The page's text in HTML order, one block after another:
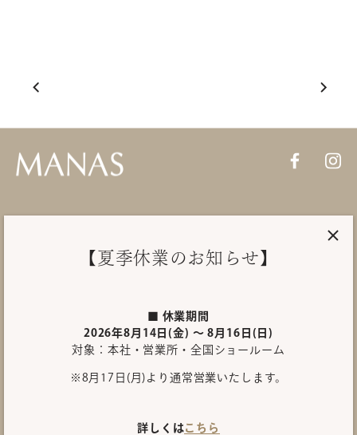
【夏季休業のお知らせ】
■ 休業期間
2026年8月14日(金) ～ 8月16日(日)
対象：本社・営業所・全国ショールーム
※8月17日(月)より通常営業いたします。
詳しくはこちら
About MANAS